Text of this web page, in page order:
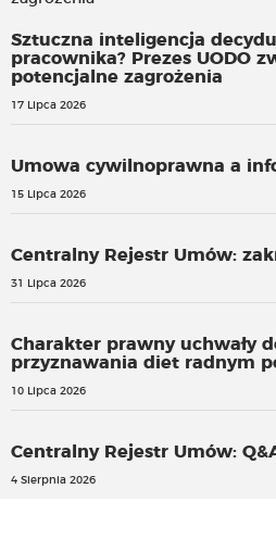
Sztuczna inteligencja
pracownika? Prezes UODO
potencjalne zagrożenia
17 Lipca 2026
Umowa cywilnoprawna a
15 Lipca 2026
Centralny Rejestr Umów:
31 Lipca 2026
Charakter prawny uchwały
przyznawania diet radnym
10 Lipca 2026
Centralny Rejestr Umów:
4 Sierpnia 2026